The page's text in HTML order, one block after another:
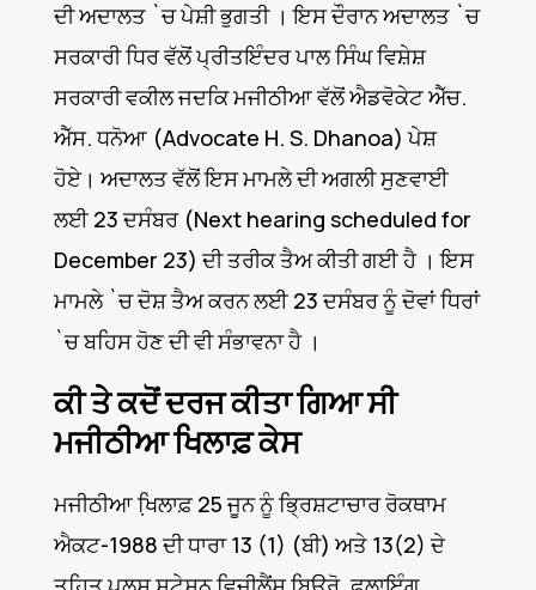
ਦੀ ਅਦਾਲਤ `ਚ ਪੇਸ਼ੀ ਭੁਗਤੀ । ਇਸ ਦੌਰਾਨ ਅਦਾਲਤ `ਚ
ਸਰਕਾਰੀ ਧਿਰ ਵੱਲੋਂ ਪ੍ਰੀਤਇੰਦਰ ਪਾਲ ਸਿੰਘ ਵਿਸ਼ੇਸ਼
ਸਰਕਾਰੀ ਵਕੀਲ ਜਦਕਿ ਮਜੀਠੀਆ ਵੱਲੋਂ ਐਡਵੋਕੇਟ ਐੱਚ.
ਐੱਸ. ਧਨੋਆ (Advocate H. S. Dhanoa) ਪੇਸ਼
ਹੋਏ। ਅਦਾਲਤ ਵੱਲੋਂ ਇਸ ਮਾਮਲੇ ਦੀ ਅਗਲੀ ਸੁਣਵਾਈ
ਲਈ 23 ਦਸੰਬਰ (Next hearing scheduled for
December 23) ਦੀ ਤਰੀਕ ਤੈਅ ਕੀਤੀ ਗਈ ਹੈ । ਇਸ
ਮਾਮਲੇ `ਚ ਦੋਸ਼ ਤੈਅ ਕਰਨ ਲਈ 23 ਦਸੰਬਰ ਨੂੰ ਦੋਵਾਂ ਧਿਰਾਂ
`ਚ ਬਹਿਸ ਹੋਣ ਦੀ ਵੀ ਸੰਭਾਵਨਾ ਹੈ ।
ਕੀ ਤੇ ਕਦੋਂ ਦਰਜ ਕੀਤਾ ਗਿਆ ਸੀ
ਮਜੀਠੀਆ ਖਿਲਾਫ਼ ਕੇਸ
ਮਜੀਠੀਆ ਖਿ਼ਲਾਫ਼ 25 ਜੂਨ ਨੂੰ ਭ੍ਰਿਸ਼ਟਾਚਾਰ ਰੋਕਥਾਮ
ਐਕਟ-1988 ਦੀ ਧਾਰਾ 13 (1) (ਬੀ) ਅਤੇ 13(2) ਦੇ